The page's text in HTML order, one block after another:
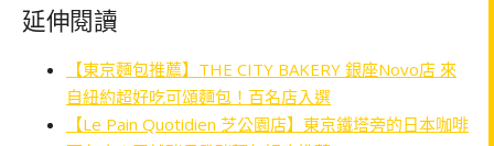
延伸閱讀
【東京麵包推薦】THE CITY BAKERY 銀座Novo店 來
自紐約超好吃可頌麵包！百名店入選
【Le Pain Quotidien 芝公園店】東京鐵塔旁的日本咖啡